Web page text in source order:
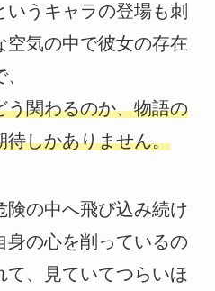
うキャラの登場も刺
空気の中で彼女の存在
う関わるのか、物語の
待しかありません。
険の中へ飛び込み続け
身の心を削っているの
て、見ていてつらいほ